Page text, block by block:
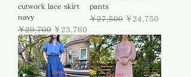
cutwork lace skirt
navy
通常価格
￥29,700 セール価格
￥23,760
pants
通常価格
￥27,500 セール価格
￥24,750